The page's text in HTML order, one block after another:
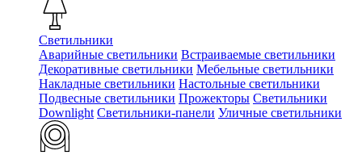
Светильники
Аварийные светильники Встраиваемые светильники
Декоративные светильники Мебельные светильники
Накладные светильники Настольные светильники
Подвесные светильники Прожекторы Светильники
Downlight Светильники-панели Уличные светильники